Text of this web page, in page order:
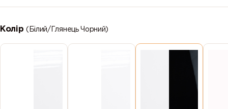
Колір(Білий/Глянець Чорний)